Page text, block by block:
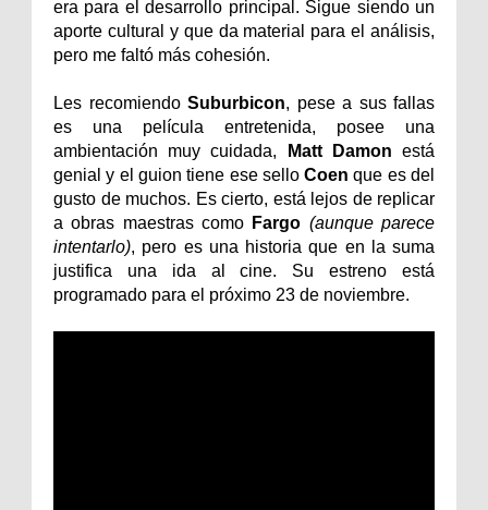
era para el desarrollo principal. Sigue siendo un
aporte cultural y que da material para el análisis,
pero me faltó más cohesión.
Les recomiendo Suburbicon, pese a sus fallas
es una película entretenida, posee una
ambientación muy cuidada,
Matt Damon está
genial y el guion tiene ese selloCoenque es del
gusto de muchos. Es cierto, está lejos de replicar
a obras maestras como Fargo (aunque parece
intentarlo), pero es una historia que en la suma
justifica una ida al cine. Su estreno está
programado para el próximo 23 de noviembre.